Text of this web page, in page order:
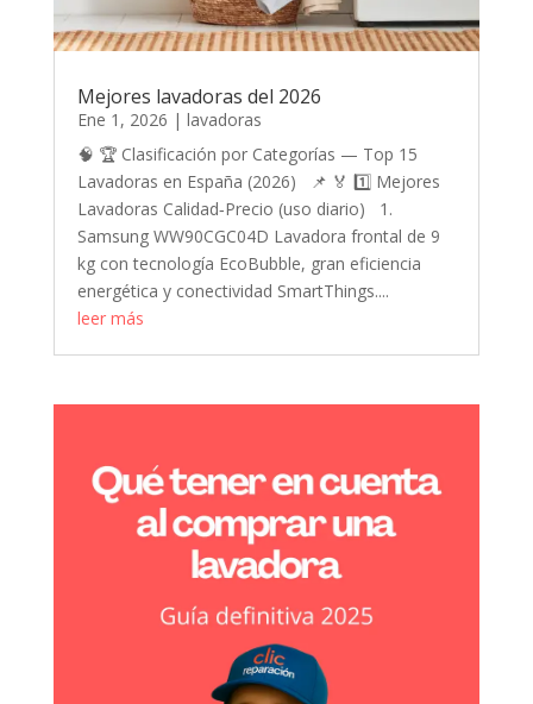
Mejores lavadoras del 2026
Ene 1, 2026 | lavadoras
🧠 🏆 Clasificación por Categorías — Top 15
Lavadoras en España (2026) 📌 🏅 1️⃣ Mejores
Lavadoras Calidad‑Precio (uso diario) 1.
Samsung WW90CGC04D Lavadora frontal de 9
kg con tecnología EcoBubble, gran eficiencia
energética y conectividad SmartThings....
leer más